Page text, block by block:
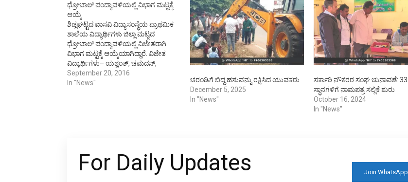
ಥ್ರೋಬಾಲ್ ಪಂದ್ಯಾವಳಿಯಲ್ಲಿ ವಿಭಾಗ ಮಟ್ಟಕ್ಕೆ
ಆಯ್ಕೆ
ಶಿಡ್ಲಘಟ್ಟದ ವಾಸವಿ ವಿದ್ಯಾಸಂಸ್ಥೆಯ ಪ್ರಾಥಮಿಕ
ಶಾಲೆಯ ವಿದ್ಯಾರ್ಥಿಗಳು ಜಿಲ್ಲಾ ಮಟ್ಟದ
ಥ್ರೋಬಾಲ್ ಪಂದ್ಯಾವಳಿಯಲ್ಲಿ ವಿಜೇತರಾಗಿ
ವಿಭಾಗ ಮಟ್ಟಕ್ಕೆ ಆಯ್ಕೆಯಾಗಿದ್ದಾರೆ. ವಿಜೇತ
ವಿದ್ಯಾರ್ಥಿಗಳು– ಯಶ್ವಂತ್, ಚಮದನ್,
ಮನೋಜ್, ಭಿ, ನವೀನ್, ಮನೋಹರ, ಬಾಲಾಜಿ,
ಮುಖೇಶ್, ಮಧು, ಧನುಷ್, ವಿಜಯ್,
September 20, 2016
In "News"
ಚರಂಡಿಗೆ ಬಿದ್ದ ಹಸುವನ್ನು ರಕ್ಷಿಸಿದ ಯುವಕರು
December 5, 2025
In "News"
ಸರ್ಕಾರಿ ನೌಕರರ ಸಂಘ ಚುನಾವಣೆ: 33
ಸ್ಥಾನಗಳಿಗೆ ನಾಮಪತ್ರ ಸಲ್ಲಿಕೆ ಶುರು
October 16, 2024
In "News"
For Daily Updates Join WhatsApp